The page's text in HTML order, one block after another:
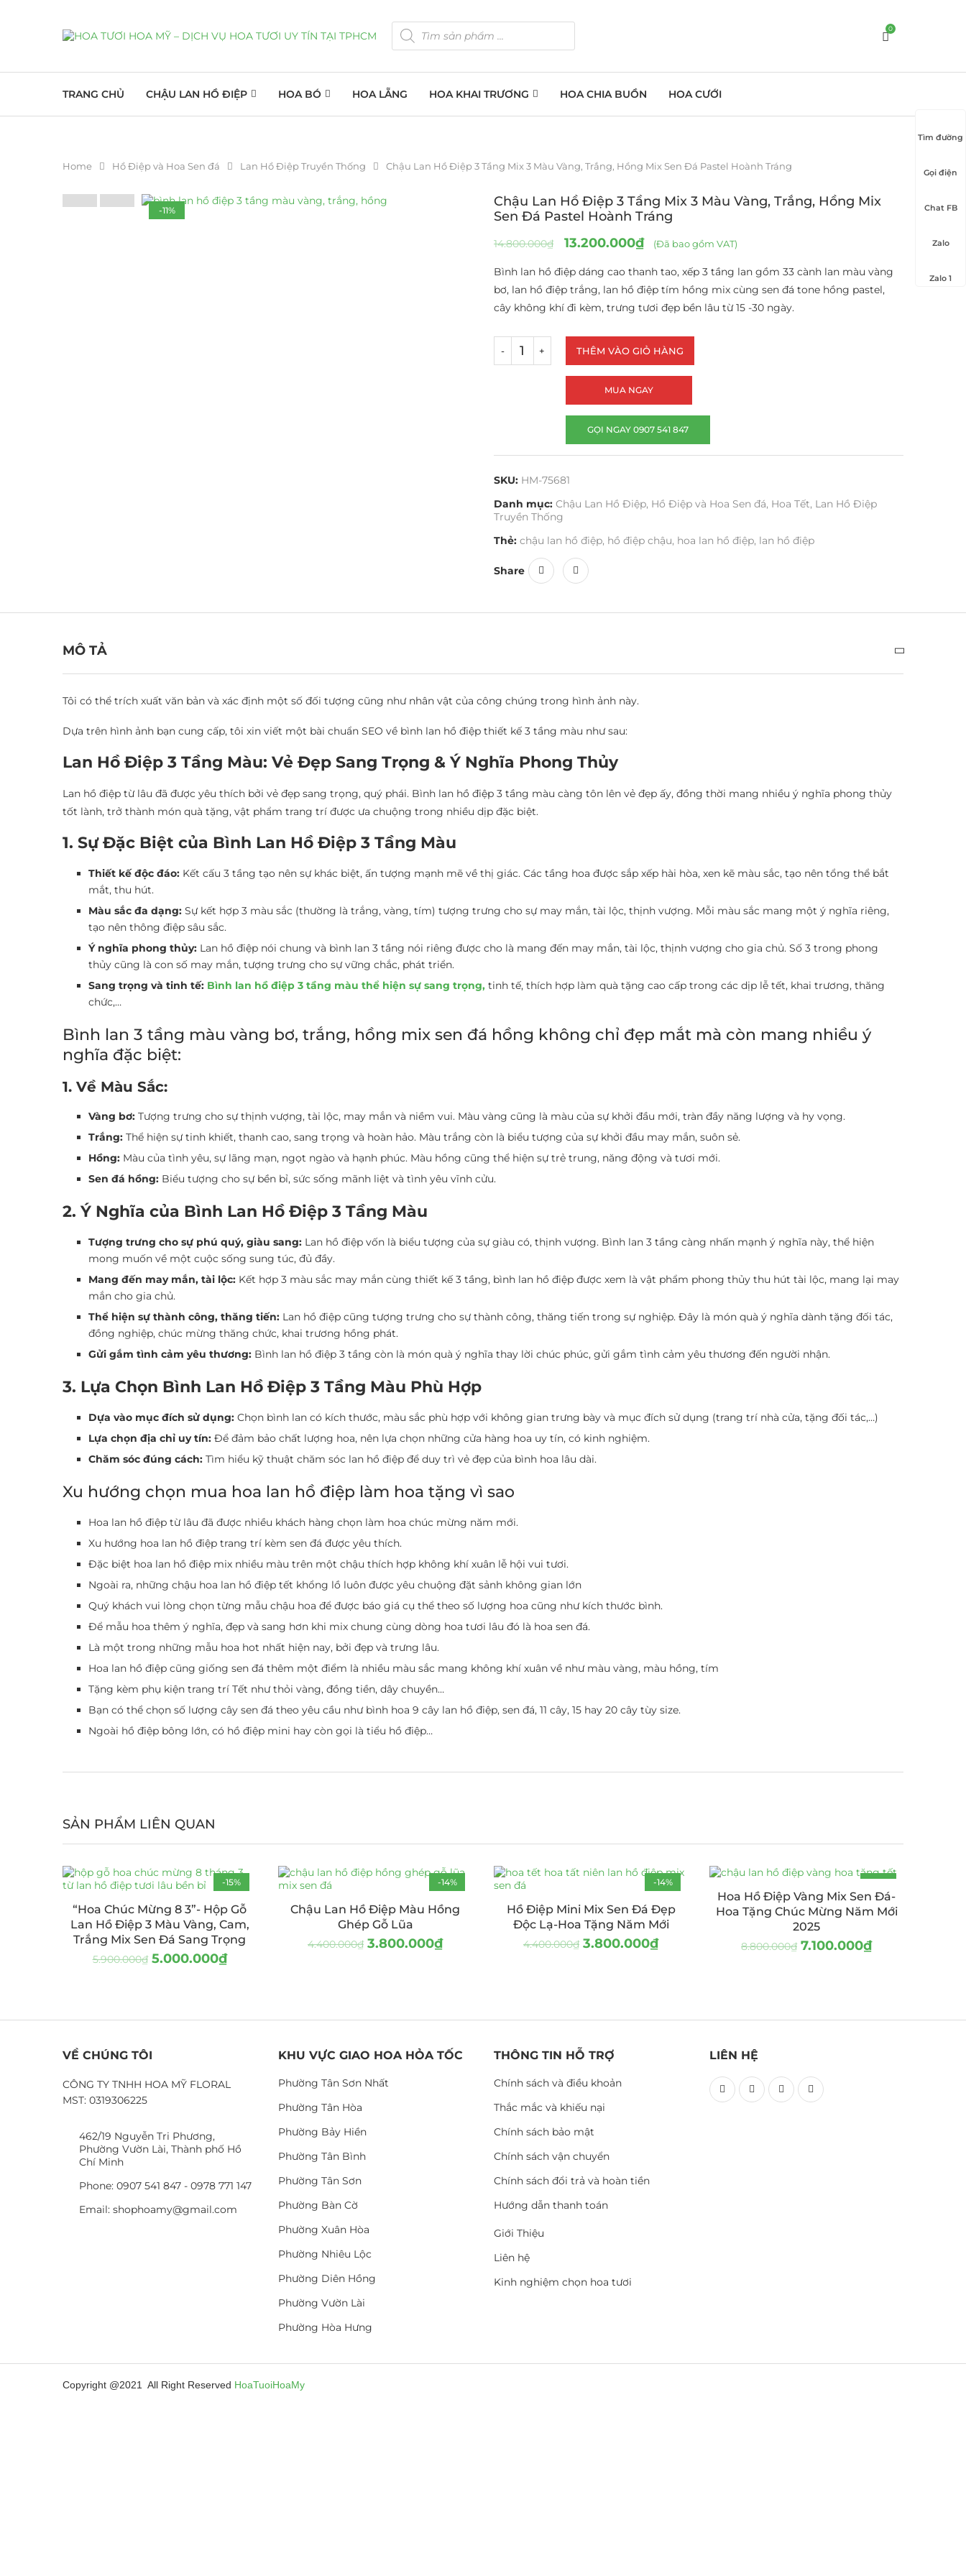
0
TRANG CHỦ CHẬU LAN HỒ ĐIỆP HOA BÓ HOA LẴNG HOA KHAI TRƯƠNG HOA CHIA BUỒN HOA CƯỚI
Home Hồ Điệp và Hoa Sen đá Lan Hồ Điệp Truyền Thống Chậu Lan Hồ Điệp 3 Tầng Mix 3 Màu Vàng, Trắng, Hồng Mix Sen Đá Pastel Hoành Tráng
-11%
Chậu Lan Hồ Điệp 3 Tầng Mix 3 Màu Vàng, Trắng, Hồng Mix
Sen Đá Pastel Hoành Tráng
14.800.000₫ 13.200.000₫ (Đã bao gồm VAT)
Bình lan hồ điệp dáng cao thanh tao, xếp 3 tầng lan gồm 33 cành lan màu vàng
bơ, lan hồ điệp trắng, lan hồ điệp tím hồng mix cùng sen đá tone hồng pastel,
cây không khí đi kèm, trưng tươi đẹp bền lâu từ 15 -30 ngày.
THÊM VÀO GIỎ HÀNG
MUA NGAY
GỌI NGAY 0907 541 847
SKU: HM-75681
Danh mục: Chậu Lan Hồ Điệp, Hồ Điệp và Hoa Sen đá, Hoa Tết, Lan Hồ Điệp
Truyền Thống
Thẻ: chậu lan hồ điệp, hồ điệp chậu, hoa lan hồ điệp, lan hồ điệp
Share
MÔ TẢ
Tôi có thể trích xuất văn bản và xác định một số đối tượng cũng như nhân vật của công chúng trong hình ảnh này.
Dựa trên hình ảnh bạn cung cấp, tôi xin viết một bài chuẩn SEO về bình lan hồ điệp thiết kế 3 tầng màu như sau:
Lan Hồ Điệp 3 Tầng Màu: Vẻ Đẹp Sang Trọng & Ý Nghĩa Phong Thủy
Lan hồ điệp từ lâu đã được yêu thích bởi vẻ đẹp sang trọng, quý phái. Bình lan hồ điệp 3 tầng màu càng tôn lên vẻ đẹp ấy, đồng thời mang nhiều ý nghĩa phong thủy
tốt lành, trở thành món quà tặng, vật phẩm trang trí được ưa chuộng trong nhiều dịp đặc biệt.
1. Sự Đặc Biệt của Bình Lan Hồ Điệp 3 Tầng Màu
Thiết kế độc đáo: Kết cấu 3 tầng tạo nên sự khác biệt, ấn tượng mạnh mẽ về thị giác. Các tầng hoa được sắp xếp hài hòa, xen kẽ màu sắc, tạo nên tổng thể bắt
mắt, thu hút.
Màu sắc đa dạng: Sự kết hợp 3 màu sắc (thường là trắng, vàng, tím) tượng trưng cho sự may mắn, tài lộc, thịnh vượng. Mỗi màu sắc mang một ý nghĩa riêng,
tạo nên thông điệp sâu sắc.
Ý nghĩa phong thủy: Lan hồ điệp nói chung và bình lan 3 tầng nói riêng được cho là mang đến may mắn, tài lộc, thịnh vượng cho gia chủ. Số 3 trong phong
thủy cũng là con số may mắn, tượng trưng cho sự vững chắc, phát triển.
Sang trọng và tinh tế: Bình lan hồ điệp 3 tầng màu thể hiện sự sang trọng, tinh tế, thích hợp làm quà tặng cao cấp trong các dịp lễ tết, khai trương, thăng
chức,…
Bình lan 3 tầng màu vàng bơ, trắng, hồng mix sen đá hồng không chỉ đẹp mắt mà còn mang nhiều ý
nghĩa đặc biệt:
1. Về Màu Sắc:
Vàng bơ: Tượng trưng cho sự thịnh vượng, tài lộc, may mắn và niềm vui. Màu vàng cũng là màu của sự khởi đầu mới, tràn đầy năng lượng và hy vọng.
Trắng: Thể hiện sự tinh khiết, thanh cao, sang trọng và hoàn hảo. Màu trắng còn là biểu tượng của sự khởi đầu may mắn, suôn sẻ.
Hồng: Màu của tình yêu, sự lãng mạn, ngọt ngào và hạnh phúc. Màu hồng cũng thể hiện sự trẻ trung, năng động và tươi mới.
Sen đá hồng: Biểu tượng cho sự bền bỉ, sức sống mãnh liệt và tình yêu vĩnh cửu.
2. Ý Nghĩa của Bình Lan Hồ Điệp 3 Tầng Màu
Tượng trưng cho sự phú quý, giàu sang: Lan hồ điệp vốn là biểu tượng của sự giàu có, thịnh vượng. Bình lan 3 tầng càng nhấn mạnh ý nghĩa này, thể hiện
mong muốn về một cuộc sống sung túc, đủ đầy.
Mang đến may mắn, tài lộc: Kết hợp 3 màu sắc may mắn cùng thiết kế 3 tầng, bình lan hồ điệp được xem là vật phẩm phong thủy thu hút tài lộc, mang lại may
mắn cho gia chủ.
Thể hiện sự thành công, thăng tiến: Lan hồ điệp cũng tượng trưng cho sự thành công, thăng tiến trong sự nghiệp. Đây là món quà ý nghĩa dành tặng đối tác,
đồng nghiệp, chúc mừng thăng chức, khai trương hồng phát.
Gửi gắm tình cảm yêu thương: Bình lan hồ điệp 3 tầng còn là món quà ý nghĩa thay lời chúc phúc, gửi gắm tình cảm yêu thương đến người nhận.
3. Lựa Chọn Bình Lan Hồ Điệp 3 Tầng Màu Phù Hợp
Dựa vào mục đích sử dụng: Chọn bình lan có kích thước, màu sắc phù hợp với không gian trưng bày và mục đích sử dụng (trang trí nhà cửa, tặng đối tác,…)
Lựa chọn địa chỉ uy tín: Để đảm bảo chất lượng hoa, nên lựa chọn những cửa hàng hoa uy tín, có kinh nghiệm.
Chăm sóc đúng cách: Tìm hiểu kỹ thuật chăm sóc lan hồ điệp để duy trì vẻ đẹp của bình hoa lâu dài.
Xu hướng chọn mua hoa lan hồ điệp làm hoa tặng vì sao
Hoa lan hồ điệp từ lâu đã được nhiều khách hàng chọn làm hoa chúc mừng năm mới.
Xu hướng hoa lan hồ điệp trang trí kèm sen đá được yêu thích.
Đặc biệt hoa lan hồ điệp mix nhiều màu trên một chậu thích hợp không khí xuân lễ hội vui tươi.
Ngoài ra, những chậu hoa lan hồ điệp tết khổng lồ luôn được yêu chuộng đặt sảnh không gian lớn
Quý khách vui lòng chọn từng mẫu chậu hoa để được báo giá cụ thể theo số lượng hoa cũng như kích thước bình.
Để mẫu hoa thêm ý nghĩa, đẹp và sang hơn khi mix chung cùng dòng hoa tươi lâu đó là hoa sen đá.
Là một trong những mẫu hoa hot nhất hiện nay, bởi đẹp và trưng lâu.
Hoa lan hồ điệp cũng giống sen đá thêm một điểm là nhiều màu sắc mang không khí xuân về như màu vàng, màu hồng, tím
Tặng kèm phụ kiện trang trí Tết như thỏi vàng, đồng tiền, dây chuyền…
Bạn có thể chọn số lượng cây sen đá theo yêu cầu như bình hoa 9 cây lan hồ điệp, sen đá, 11 cây, 15 hay 20 cây tùy size.
Ngoài hồ điệp bông lớn, có hồ điệp mini hay còn gọi là tiểu hồ điệp…
SẢN PHẨM LIÊN QUAN
-15%
“Hoa Chúc Mừng 8 3”- Hộp Gỗ
Lan Hồ Điệp 3 Màu Vàng, Cam,
Trắng Mix Sen Đá Sang Trọng
5.900.000₫ 5.000.000₫
-14%
Chậu Lan Hồ Điệp Màu Hồng
Ghép Gỗ Lũa
4.400.000₫ 3.800.000₫
-14%
Hồ Điệp Mini Mix Sen Đá Đẹp
Độc Lạ-Hoa Tặng Năm Mới
4.400.000₫ 3.800.000₫
-19%
Hoa Hồ Điệp Vàng Mix Sen Đá-
Hoa Tặng Chúc Mừng Năm Mới
2025
8.800.000₫ 7.100.000₫
VỀ CHÚNG TÔI
CÔNG TY TNHH HOA MỸ FLORAL
MST: 0319306225
462/19 Nguyễn Tri Phương,
Phường Vườn Lài, Thành phố Hồ
Chí Minh
Phone: 0907 541 847 - 0978 771 147
Email: shophoamy@gmail.com
KHU VỰC GIAO HOA HỎA TỐC
Phường Tân Sơn Nhất
Phường Tân Hòa
Phường Bảy Hiền
Phường Tân Bình
Phường Tân Sơn
Phường Bàn Cờ
Phường Xuân Hòa
Phường Nhiêu Lộc
Phường Diên Hồng
Phường Vườn Lài
Phường Hòa Hưng
THÔNG TIN HỖ TRỢ
Chính sách và điều khoản
Thắc mắc và khiếu nại
Chính sách bảo mật
Chính sách vận chuyển
Chính sách đổi trả và hoàn tiền
Hướng dẫn thanh toán
Giới Thiệu
Liên hệ
Kinh nghiệm chọn hoa tươi
LIÊN HỆ
Copyright @2021 All Right Reserved HoaTuoiHoaMy
Tìm đường
Gọi điện
Chat FB
Zalo
Zalo 1